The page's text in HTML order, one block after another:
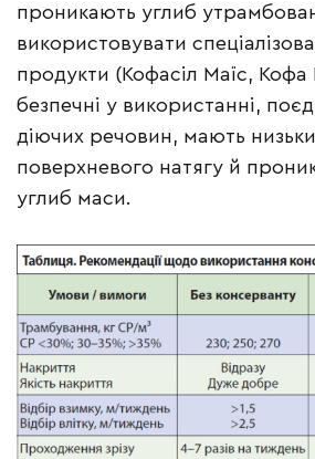
проникають углиб
використовувати
продукти (Кофасіл Маїс,
безпечні у використанні,
діючих речовин, мають
поверхневого натягу й
углиб маси.